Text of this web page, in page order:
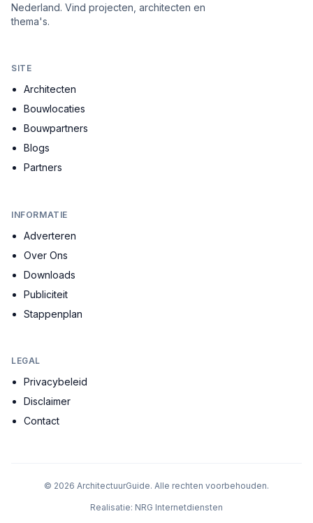
Nederland. Vind projecten, architecten en
thema's.
SITE
Architecten
Bouwlocaties
Bouwpartners
Blogs
Partners
INFORMATIE
Adverteren
Over Ons
Downloads
Publiciteit
Stappenplan
LEGAL
Privacybeleid
Disclaimer
Contact
© 2026 ArchitectuurGuide. Alle rechten voorbehouden.
Realisatie: NRG Internetdiensten